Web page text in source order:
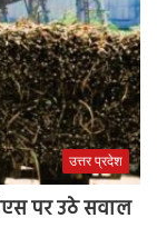
उत्तर प्रदेश
पर उठे सवाल